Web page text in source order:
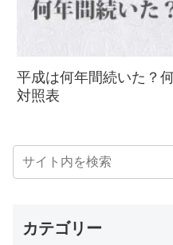
平成は何年間続いた？
対照表
カテゴリー